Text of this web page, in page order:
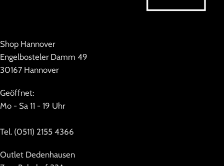
Shop Hannover
Engelbosteler Damm 49
30167 Hannover
Geöffnet:
Mo - Sa 11 - 19 Uhr
Tel. (0511) 2155 4366
Outlet Dedenhausen